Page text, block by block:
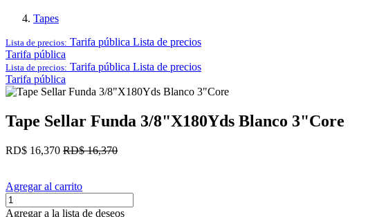
Tapes
Lista de precios: Tarifa pública Lista de precios
Tarifa pública
Lista de precios: Tarifa pública Lista de precios
Tarifa pública
Tape Sellar Funda 3/8"X180Yds Blanco 3"Core
RD$ 16,370 RD$16,370
Agregar al carrito
Agregar a la lista de deseos